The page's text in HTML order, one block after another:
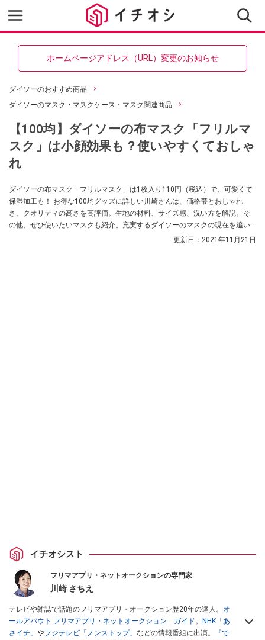
ホームページアドレス（URL）変更のお知らせ
ダイソーのおすすめ商品
ダイソーのマスク・マスクケース・マスク関連商品
【100均】ダイソーの布マスク「フリルマ
スク」は小顔効果も？使いやすくておしゃ
れ
ダイソーの布マスク「フリルマスク」は1枚入り110円（税込）で、可愛くて
保湿加工も！ お得な100均グッズに詳しい川崎さんは、価格帯とおしゃれ
さ、クオリティの高さを高評価。生地の材料、サイズ感、洗い方を解説。そ
の他、ぜひ使いたいマスクも紹介。充実するダイソーのマスクの現在を追い
更新日： 2021年11月21日
イチオシスト
フリマアプリ・ネットオークションの専門家
川崎 さちえ
テレビや雑誌で話題のフリマアプリ・オークション歴20年の達人。 オ
ールアバウト フリマアプリ・ネットオークション ガイド。
NHK「あ
さイチ」 やフジテレビ「ノンストップ」 などの情報番組に出演。
『で